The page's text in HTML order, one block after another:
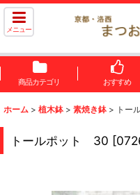
メニュー
商品カテゴリ おすすめ
ホーム > 植木鉢 > 素焼き鉢 > トー
トールポット 30 [